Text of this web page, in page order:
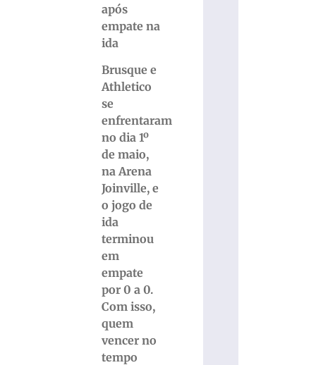
após
empate na
ida
Brusque e
Athletico
se
enfrentaram
no dia 1º
de maio,
na Arena
Joinville, e
o jogo de
ida
terminou
em
empate
por 0 a 0.
Com isso,
quem
vencer no
tempo